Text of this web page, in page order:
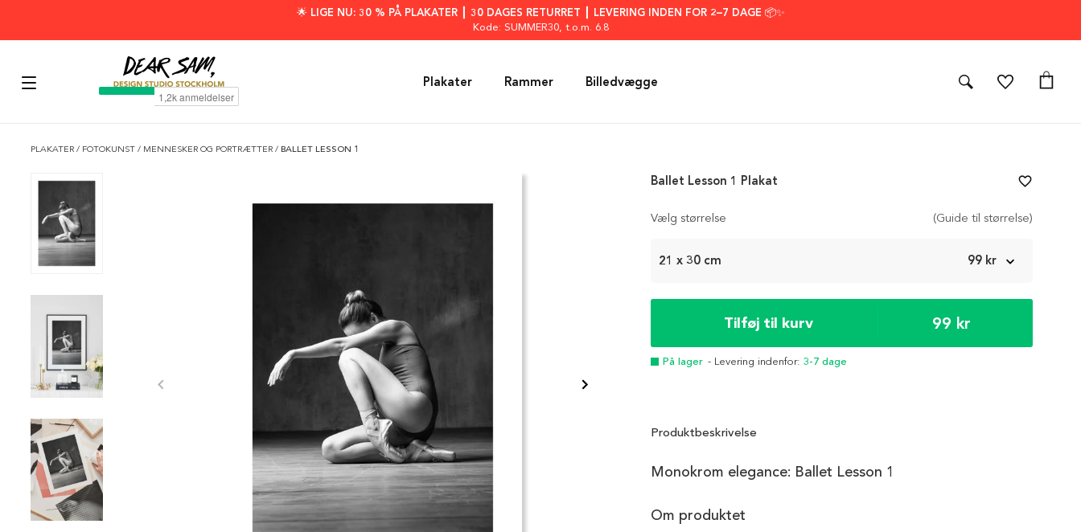
🌟 LIGE NU: 30 % PÅ PLAKATER ┃ 30 DAGES RETURRET ┃ LEVERING INDEN FOR 2–7 DAGE 📦✨
Kode: SUMMER30, t.o.m. 6.8
Plakater Rammer Billedvægge
PLAKATER / FOTOKUNST / MENNESKER OG PORTRÆTTER / BALLET LESSON 1
Vælg størrelse (Guide til størrelse)
21 x 30 cm 99 kr
Tilføj til kurv 99 kr
På lager - Levering indenfor: 3-7 dage
Ballet Lesson 1 Plakat favorite_border
Produktbeskrivelse
Monokrom elegance: Ballet Lesson 1
Om produktet